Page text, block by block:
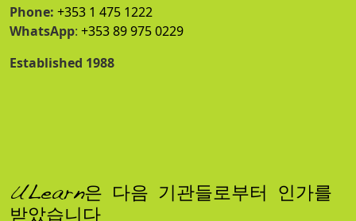
Phone: +353 1 475 1222
WhatsApp: +353 89 975 0229
Established 1988
ULearn은 다음 기관들로부터 인가를
받았습니다